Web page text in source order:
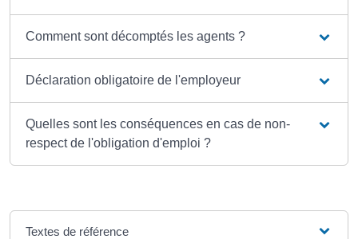
Comment sont décomptés les agents ?
Déclaration obligatoire de l'employeur
Quelles sont les conséquences en cas de non-
respect de l'obligation d'emploi ?
Textes de référence